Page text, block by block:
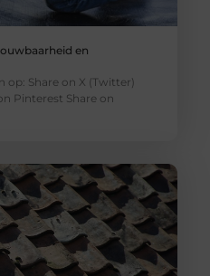
en
op: Share on X (Twitter)
Pinterest Share on